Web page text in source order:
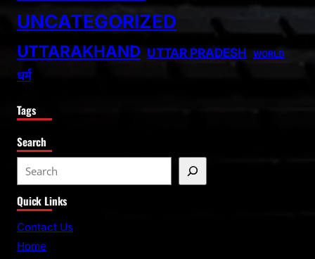
UNCATEGORIZED
UTTARAKHAND UTTAR PRADESH WORLD
धर्म
Tags
Search
e
a
r
Quick Links
Contact Us
Home